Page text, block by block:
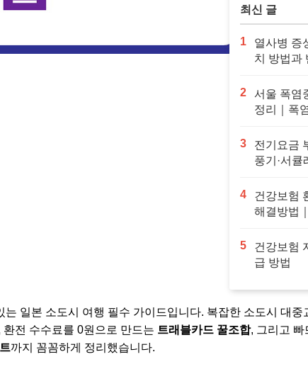
일본 소도시 여행 필수 가이드입니다. 복잡한 소도시 대중
환전 수수료를 0원으로 만드는 트래블카드 꿀조합, 그리고 빠
까지 꼼꼼하게 정리했습니다.
최신 글
1
열사병 증
치 방법과
2
서울 폭염
정리｜폭
3
전기요금
풍기·서큘
4
건강보험
해결방법
5
건강보험
급 방법